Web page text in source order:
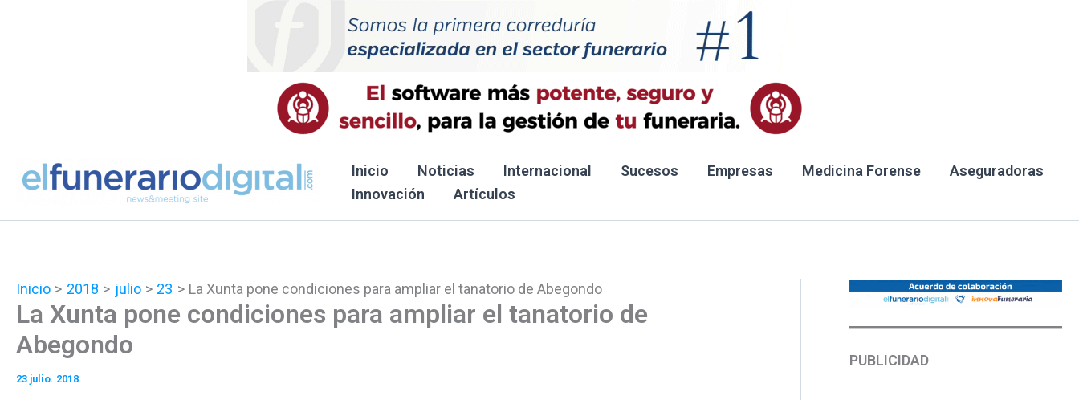
Inicio Noticias Internacional Sucesos Empresas Medicina Forense
Aseguradoras
Innovación
Artículos
Inicio 2018 julio 23 La Xunta pone condiciones para ampliar el tanatorio de Abegondo
La Xunta pone condiciones para ampliar el tanatorio de
Abegondo
23 julio. 2018
PUBLICIDAD